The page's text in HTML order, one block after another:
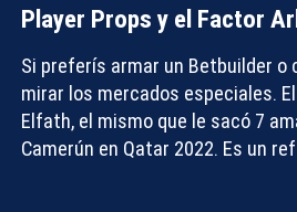
Player Props y el Factor
Si preferís armar un Betbuilder o
mirar los mercados especiales.
Elfath, el mismo que le sacó 7
Camerún en Qatar 2022. Es un